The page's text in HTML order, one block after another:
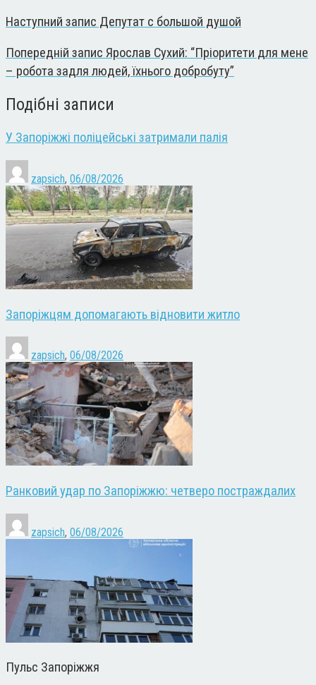
Наступний запис Депутат с большой душой
Попередній запис Ярослав Сухий: “Пріоритети для мене
– робота задля людей, їхнього добробуту”
Подібні записи
У Запоріжжі поліцейські затримали палія
zapsich, 06/08/2026
Запоріжцям допомагають відновити житло
zapsich, 06/08/2026
Ранковий удар по Запоріжжю: четверо постраждалих
zapsich, 06/08/2026
Пульс Запоріжжя